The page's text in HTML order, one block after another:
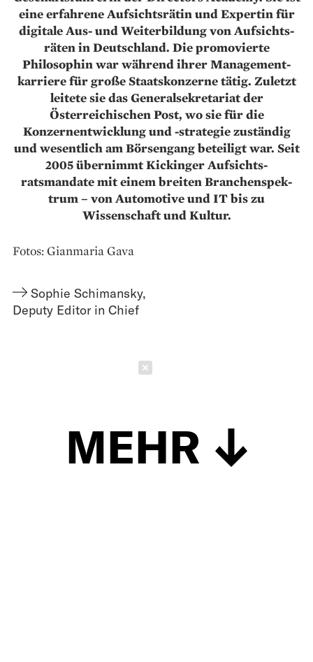
eine erfahrene Aufsichtsrätin und Expertin für
digitale Aus- und Weiterbildung von Aufsichts­
räten in Deutschland. Die promovierte
Philosophin war während ihrer Management­
karriere für große ­Staatskonzerne tätig. Zuletzt
leitete sie das Generalsekretariat der
Österreichischen Post, wo sie für die
Konzernentwicklung und -strategie zuständig
und wesentlich am Börsengang beteiligt war. Seit
2005 übernimmt Kickinger Aufsichts­
ratsmandate mit einem breiten Branchenspek­
trum – von Automotive und IT bis zu
Wissenschaft und Kultur.
Fotos: Gianmaria Gava
Sophie Schimansky,
Deputy Editor in Chief
MEHR